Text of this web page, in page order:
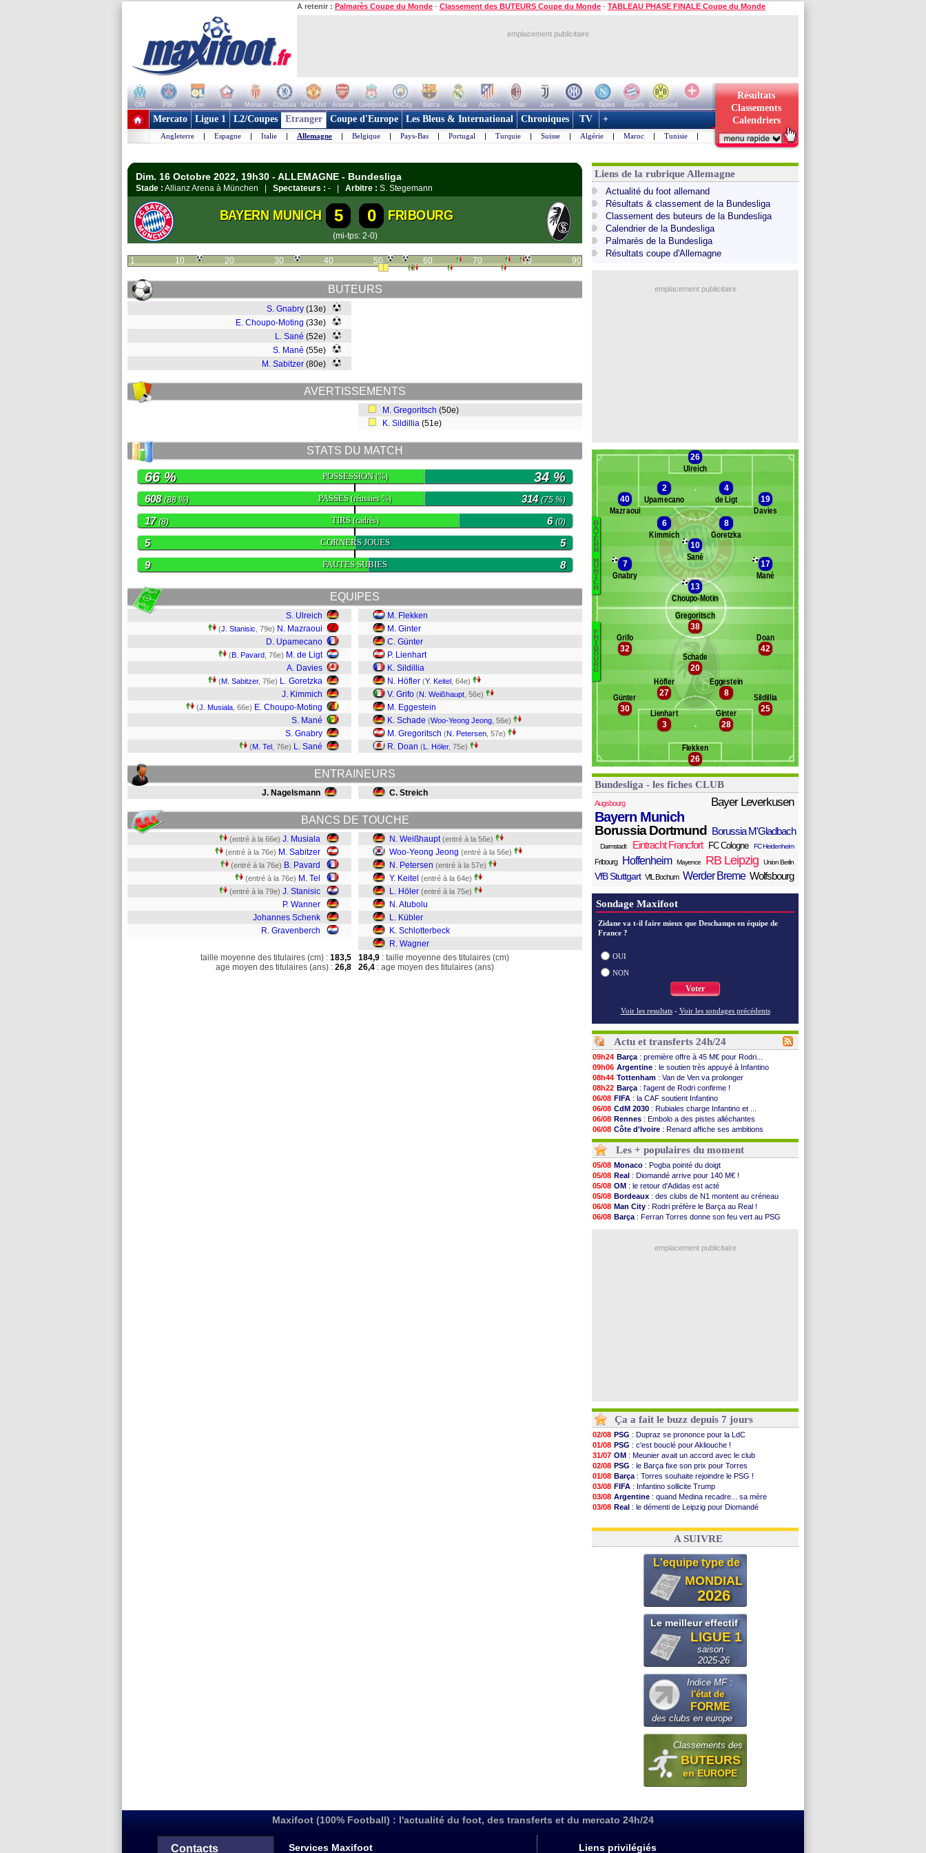
A retenir : Palmarès Coupe du Monde - Classement des BUTEURS Coupe du Monde - TABLEAU PHASE FINALE Coupe du Monde
emplacement publicitaire
OM PSG Lyon Lille Monaco Chelsea Man Utd Arsenal Liverpool ManCity Barca Real Atletico Milan Juve Inter Naples Bayern
Dortmund
+ de clubs
Résultats
Classements
Calendriers
Mercato Ligue 1 L2/Coupes Etranger Coupe d'Europe Les Bleus & International Chroniques TV +
Angleterre | Espagne | Italie | Allemagne | Belgique | Pays-Bas | Portugal | Turquie | Suisse | Algérie | Maroc | Tunisie |
Dim. 16 Octobre 2022, 19h30 - ALLEMAGNE - Bundesliga
Stade : Allianz Arena à München | Spectateurs : - | Arbitre : S. Stegemann
BAYERN MUNICH 5 0 FRIBOURG
(mi-tps: 2-0)
1 10 20 30 40 50 60 70 80 90
BUTEURS
S. Gnabry (13e)
E. Choupo-Moting (33e)
L. Sané (52e)
S. Mané (55e)
M. Sabitzer (80e)
AVERTISSEMENTS
M. Gregoritsch (50e)
K. Sildillia (51e)
STATS DU MATCH
POSSESSION(%)
66 % 34 %
PASSES(réussies %)
608(88 %) 314 (75 %)
TIRS(cadrés)
17(8) 6(0)
CORNERS JOUES
5 5
FAUTES SUBIES
9 8
EQUIPES
S. Ulreich
(J. Stanisic , 79e) N. Mazraoui
D. Upamecano
(B. Pavard , 76e) M. de Ligt
A. Davies
(M. Sabitzer, 76e) L. Goretzka
J. Kimmich
(J. Musiala , 66e) E. Choupo-Moting
S. Mané
S. Gnabry
(M. Tel , 76e) L. Sané
M. Flekken
M. Ginter
C. Günter
P. Lienhart
K. Sildillia
N. Höfler (Y. Keitel , 64e)
V. Grifo (N. Weißhaupt , 56e)
M. Eggestein
K. Schade (Woo-Yeong Jeong , 56e)
M. Gregoritsch (N. Petersen , 57e)
R. Doan (L. Höler, 75e)
ENTRAINEURS
J. Nagelsmann C. Streich
BANCS DE TOUCHE
(entré à la 66e) J. Musiala
(entré à la 76e) M. Sabitzer
(entré à la 76e) B. Pavard
(entré à la 76e) M. Tel
(entré à la 79e) J. Stanisic
P. Wanner
Johannes Schenk
R. Gravenberch
N. Weißhaupt (entré à la 56e)
Woo-Yeong Jeong (entré à la 56e)
N. Petersen (entré à la 57e)
Y. Keitel (entré à la 64e)
L. Höler (entré à la 75e)
N. Atubolu
L. Kübler
K. Schlotterbeck
R. Wagner
taille moyenne des titulaires (cm) : 183,5
age moyen des titulaires (ans) : 26,8
184,9 : taille moyenne des titulaires (cm)
26,4 : age moyen des titulaires (ans)
Liens de la rubrique Allemagne
Actualité du foot allemand
Résultats & classement de la Bundesliga
Classement des buteurs de la Bundesliga
Calendrier de la Bundesliga
Palmarès de la Bundesliga
Résultats coupe d'Allemagne
emplacement publicitaire
Banc des remplaçantsBayern Munich
Gravenberch
Schenk
Wanner
Pavard
Musiala
B
A
Y
E
R
N
M
U
N
I
C
H
Banc des remplaçants
Wagner
Höler
Keitel
F
R
I
B
O
U
R
G
26
Ulreich
2
Upamecano
4
de Ligt
40
Mazraoui
19
Davies
6
Kimmich
8
Goretzka
10
Sané
7
Gnabry
17
Mané
13
Choupo-Moting
26
Flekken
28
Ginter
3
Lienhart 25
Sildillia
30
Günter 8
Eggestein
27
Höfler
20
Schade
42
Doan
32
Grifo
38
Gregoritsch
Bundesliga - les fiches CLUB
Augsbourg Bayer Leverkusen
Bayern Munich
Borussia Dortmund Borussia M'Gladbach
Darmstadt Eintracht Francfort FC Cologne FC Heidenheim
Fribourg Hoffenheim Mayence RB Leipzig Union Berlin
VfB Stuttgart VfL Bochum Werder Breme Wolfsbourg
Sondage Maxifoot
Zidane va t-il faire mieux que Deschamps en équipe de
France ?
OUI
NON
Voter
Voir les resultats - Voir les sondages précédents
Actu et transferts 24h/24
09h24 Barça : première offre à 45 M€ pour Rodri...
09h06 Argentine : le soutien très appuyé à Infantino
08h44 Tottenham : Van de Ven va prolonger
08h22 Barça : l'agent de Rodri confirme !
06/08 FIFA : la CAF soutient Infantino
06/08 CdM 2030 : Rubiales charge Infantino et ...
06/08 Rennes : Embolo a des pistes alléchantes
06/08 Côte d'Ivoire : Renard affiche ses ambitions
06/08 Rennes: Haise confirme pour Aït Boudlal
06/08
Man City: Trafford à Leeds pour 47 M€ (off...
06/08 Man Utd: Zirkzee vers la Juventus ?
06/08 Amical: Monaco s'impose contre Getafe
06/08 Nantes: Der Zakarian et sa relation avec Kita
06/08 OM : le club prêt à libérer Kondogbia ?
06/08 Monaco: le message touchant d'Akliouche
06/08 FIFA: Tebas en remet une couche
06/08 FIFA: l'UEFA maintient la pression
: Mangala va rejoindre Getafe
Les + populaires du moment
05/08 Monaco : Pogba pointé du doigt
05/08 Real : Diomandé arrive pour 140 M€ !
05/08 OM : le retour d'Adidas est acté
05/08 Bordeaux : des clubs de N1 montent au créneau
06/08 Man City : Rodri préfère le Barça au Real !
06/08 Barça : Ferran Torres donne son feu vert au PSG
emplacement publicitaire
Ça a fait le buzz depuis 7 jours
02/08 PSG : Dupraz se prononce pour la LdC
01/08 PSG : c'est bouclé pour Akliouche !
31/07 OM : Meunier avait un accord avec le club
02/08 PSG : le Barça fixe son prix pour Torres
01/08 Barça : Torres souhaite rejoindre le PSG !
03/08 FIFA : Infantino sollicite Trump
03/08 Argentine : quand Medina recadre... sa mère
03/08 Real : le démenti de Leipzig pour Diomandé
31/07 FIFA: le conseiller d'Infantino démissionne !
A SUIVRE
L'equipe type de
MONDIAL
2026
Le meilleur effectif
LIGUE 1
saison
2025-26
Indice MF :
l'état de
FORME
des clubs en europe
Classements des
BUTEURS
en EUROPE
Maxifoot (100% Football) : l'actualité du foot, des transferts et du mercato 24h/24
Contacts Services Maxifoot Liens privilégiés